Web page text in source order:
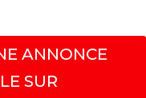
ANNONCE
SUR